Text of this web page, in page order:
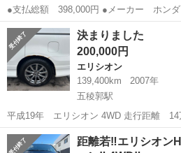
●支払総額 398,000円 ●メーカー ホ
グレード S HDDナビスペシャルパ
排気量 ２４００ｃｃ ●走行距離
北海道 石狩市 麻生駅 エリシオン
決まりました
200,000円
エリシオン
139,400km
2007年
五稜郭駅
平成19年 エリシオン 4WD 走行距離 14
R8.3 3/2引渡し予定。 両側ミラーに小傷
側あり(特に左側) 後ろ側キズ写真あり
北海道 函館市 五稜郭駅
距離若‼️エリシオン